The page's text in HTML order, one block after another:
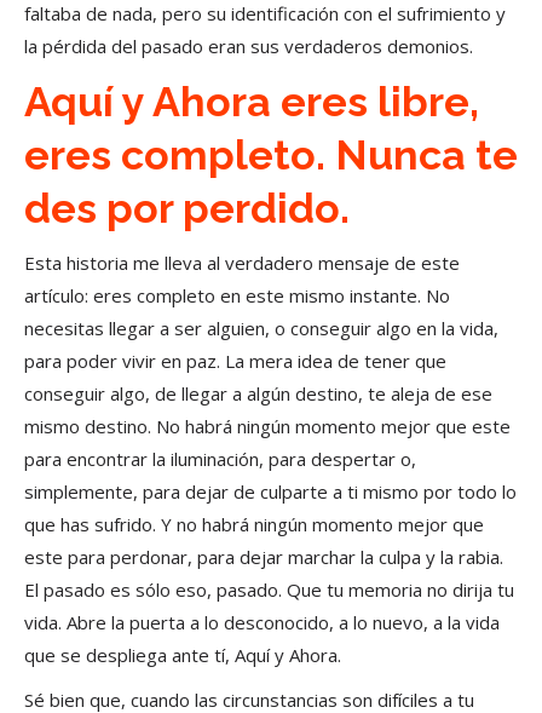
faltaba de nada, pero su identificación con el sufrimiento y
la pérdida del pasado eran sus verdaderos demonios.
Aquí y Ahora eres libre,
eres completo. Nunca te
des por perdido.
Esta historia me lleva al verdadero mensaje de este
artículo: eres completo en este mismo instante. No
necesitas llegar a ser alguien, o conseguir algo en la vida,
para poder vivir en paz. La mera idea de tener que
conseguir algo, de llegar a algún destino, te aleja de ese
mismo destino. No habrá ningún momento mejor que este
para encontrar la iluminación, para despertar o,
simplemente, para dejar de culparte a ti mismo por todo lo
que has sufrido. Y no habrá ningún momento mejor que
este para perdonar, para dejar marchar la culpa y la rabia.
El pasado es sólo eso, pasado. Que tu memoria no dirija tu
vida. Abre la puerta a lo desconocido, a lo nuevo, a la vida
que se despliega ante tí, Aquí y Ahora.
Sé bien que, cuando las circunstancias son difíciles a tu